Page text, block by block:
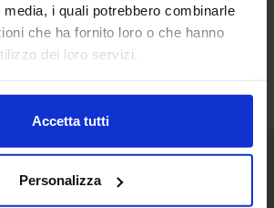
i quali potrebbero combinarle
che ha fornito loro o che hanno
dei loro servizi.
Accetta tutti
Personalizza
30
Ago
Senaf srl